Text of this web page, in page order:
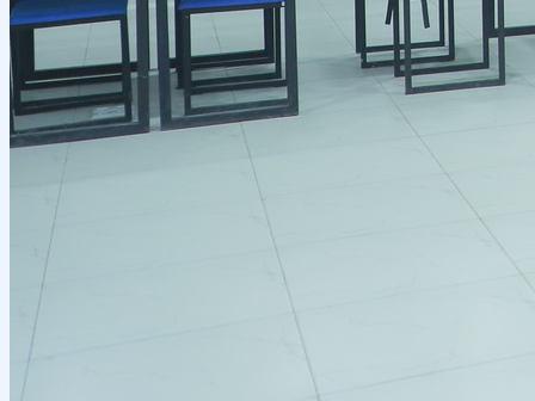
Ta’lim yoʻnalishlari haqida
Bakalavr